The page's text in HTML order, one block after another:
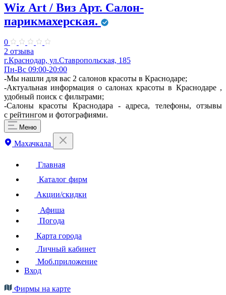
Wiz Аrt / Виз Арт. ​Салон-
парикмахерская.
0
2 отзыва
г.Краснодар, ул.Ставропольская, 185
Пн-Вс 09:00-20:00
-Мы нашли для вас 2 салонов красоты в Краснодаре;
-Актуальная информация о салонах красоты в Краснодаре ,
удобный поиск с фильтрами;
-Салоны красоты Краснодара - адреса, телефоны, отзывы
с рейтингом и фотографиями.
Меню
Махачкала
Главная
Каталог фирм
Акции/скидки
Афиша
Погода
Карта города
Личный кабинет
Моб.приложение
Вход
Фирмы на карте